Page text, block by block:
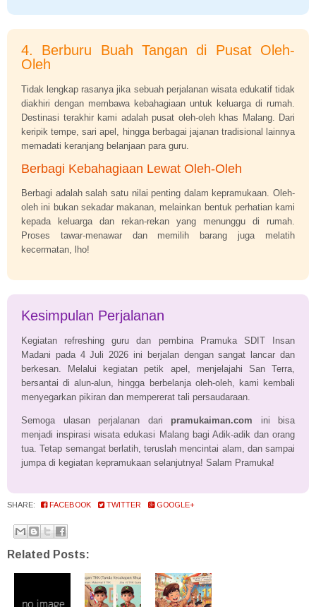
4. Berburu Buah Tangan di Pusat Oleh-
Oleh
Tidak lengkap rasanya jika sebuah perjalanan wisata edukatif tidak
diakhiri dengan membawa kebahagiaan untuk keluarga di rumah.
Destinasi terakhir kami adalah pusat oleh-oleh khas Malang. Dari
keripik tempe, sari apel, hingga berbagai jajanan tradisional lainnya
memadati keranjang belanjaan para guru.
Berbagi Kebahagiaan Lewat Oleh-Oleh
Berbagi adalah salah satu nilai penting dalam kepramukaan. Oleh-
oleh ini bukan sekadar makanan, melainkan bentuk perhatian kami
kepada keluarga dan rekan-rekan yang menunggu di rumah.
Proses tawar-menawar dan memilih barang juga melatih
kecermatan, lho!
Kesimpulan Perjalanan
Kegiatan refreshing guru dan pembina Pramuka SDIT Insan
Madani pada 4 Juli 2026 ini berjalan dengan sangat lancar dan
berkesan. Melalui kegiatan petik apel, menjelajahi San Terra,
bersantai di alun-alun, hingga berbelanja oleh-oleh, kami kembali
menyegarkan pikiran dan mempererat tali persaudaraan.
Semoga ulasan perjalanan dari pramukaiman.com ini bisa
menjadi inspirasi wisata edukasi Malang bagi Adik-adik dan orang
tua. Tetap semangat berlatih, teruslah mencintai alam, dan sampai
jumpa di kegiatan kepramukaan selanjutnya! Salam Pramuka!
SHARE: FACEBOOK TWITTER GOOGLE+
Related Posts: